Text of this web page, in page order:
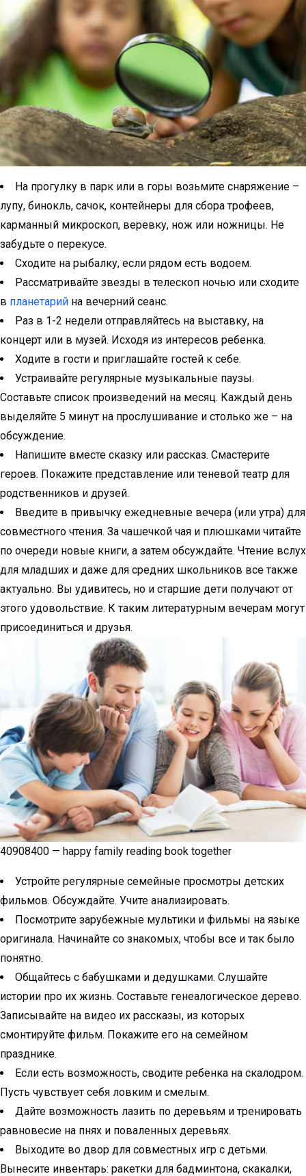
На прогулку в парк или в горы возьмите снаряжение –
лупу, бинокль, сачок, контейнеры для сбора трофеев,
карманный микроскоп, веревку, нож или ножницы. Не
забудьте о перекусе.
Сходите на рыбалку, если рядом есть водоем.
Рассматривайте звезды в телескоп ночью или сходите
в планетарий на вечерний сеанс.
Раз в 1-2 недели отправляйтесь на выставку, на
концерт или в музей. Исходя из интересов ребенка.
Ходите в гости и приглашайте гостей к себе.
Устраивайте регулярные музыкальные паузы.
Составьте список произведений на месяц. Каждый день
выделяйте 5 минут на прослушивание и столько же – на
обсуждение.
Напишите вместе сказку или рассказ. Смастерите
героев. Покажите представление или теневой театр для
родственников и друзей.
Введите в привычку ежедневные вечера (или утра) для
совместного чтения. За чашечкой чая и плюшками читайте
по очереди новые книги, а затем обсуждайте. Чтение вслух
для младших и даже для средних школьников все также
актуально. Вы удивитесь, но и старшие дети получают от
этого удовольствие. К таким литературным вечерам могут
присоединиться и друзья.
40908400 — happy family reading book together
Устройте регулярные семейные просмотры детских
фильмов. Обсуждайте. Учите анализировать.
Посмотрите зарубежные мультики и фильмы на языке
оригинала. Начинайте со знакомых, чтобы все и так было
понятно.
Общайтесь с бабушками и дедушками. Слушайте
истории про их жизнь. Составьте генеалогическое дерево.
Записывайте на видео их рассказы, из которых
смонтируйте фильм. Покажите его на семейном
празднике.
Если есть возможность, сводите ребенка на скалодром.
Пусть чувствует себя ловким и смелым.
Дайте возможность лазить по деревьям и тренировать
равновесие на пнях и поваленных деревьях.
Выходите во двор для совместных игр с детьми.
Вынесите инвентарь: ракетки для бадминтона, скакалки,